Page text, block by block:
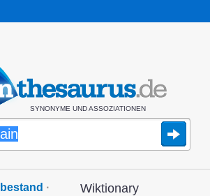
SYNONYME UND ASSOZIATIONEN
·
Wiktionary